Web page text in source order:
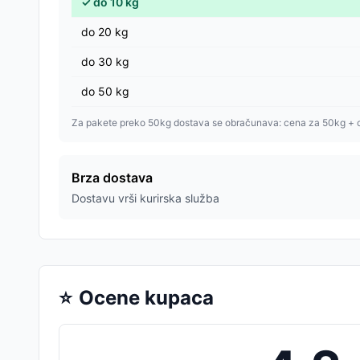
do 20 kg
do 30 kg
do 50 kg
Za pakete preko 50kg dostava se obračunava: cena za 50kg +
Brza dostava
Dostavu vrši kurirska služba
⭐ Ocene kupaca